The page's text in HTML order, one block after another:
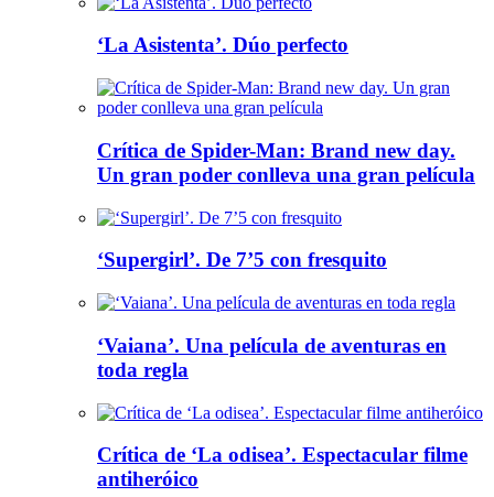
‘La Asistenta’. Dúo perfecto
Crítica de Spider-Man: Brand new day.
Un gran poder conlleva una gran película
‘Supergirl’. De 7’5 con fresquito
‘Vaiana’. Una película de aventuras en
toda regla
Crítica de ‘La odisea’. Espectacular filme
antiheróico